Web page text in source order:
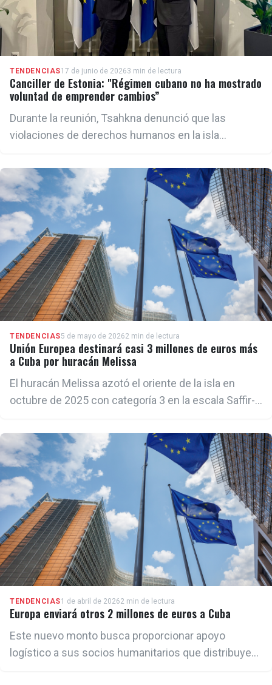
TENDENCIAS17 de junio de 20263 min de lectura
Canciller de Estonia: "Régimen cubano no ha mostrado
voluntad de emprender cambios”
Durante la reunión, Tsahkna denunció que las
violaciones de derechos humanos en la isla
ellas el encarcelamiento de participantes en
protestas pacíficas, el aumento del número de
presos políticos y las restricciones sistemáticas a
las libertades de expresión, reunión y asociación.
TENDENCIAS5 de mayo de 20262 min de lectura
Unión Europea destinará casi 3 millones de euros más
a Cuba por huracán Melissa
El huracán Melissa azotó el oriente de la isla en
octubre de 2025 con categoría 3 en la escala Saffir-
TENDENCIAS1 de abril de 20262 min de lectura
Europa enviará otros 2 millones de euros a Cuba
Este nuevo monto busca proporcionar apoyo
logístico a sus socios humanitarios que distribuyen